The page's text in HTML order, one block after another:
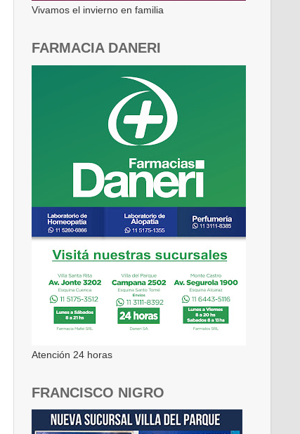
Vivamos el invierno en familia
FARMACIA DANERI
Atención 24 horas
FRANCISCO NIGRO